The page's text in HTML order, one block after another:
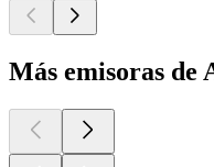
Más emisoras de